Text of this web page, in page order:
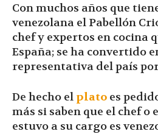
Con muchos años que
venezolana el Pabellón
chef y expertos en cocina
España; se ha convertido
representativa del país
De hecho el plato es
más si saben que el chef o
estuvo a su cargo es